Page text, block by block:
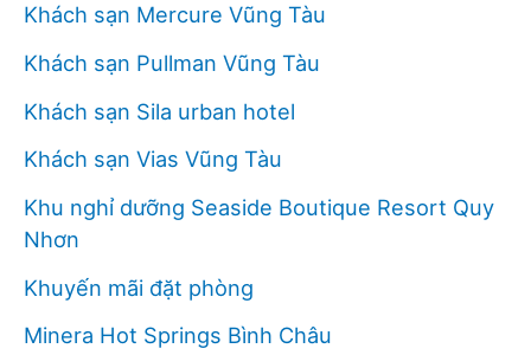
Khách sạn Mercure Vũng Tàu
Khách sạn Pullman Vũng Tàu
Khách sạn Sila urban hotel
Khách sạn Vias Vũng Tàu
Khu nghỉ dưỡng Seaside Boutique Resort Quy
Nhơn
Khuyến mãi đặt phòng
Minera Hot Springs Bình Châu